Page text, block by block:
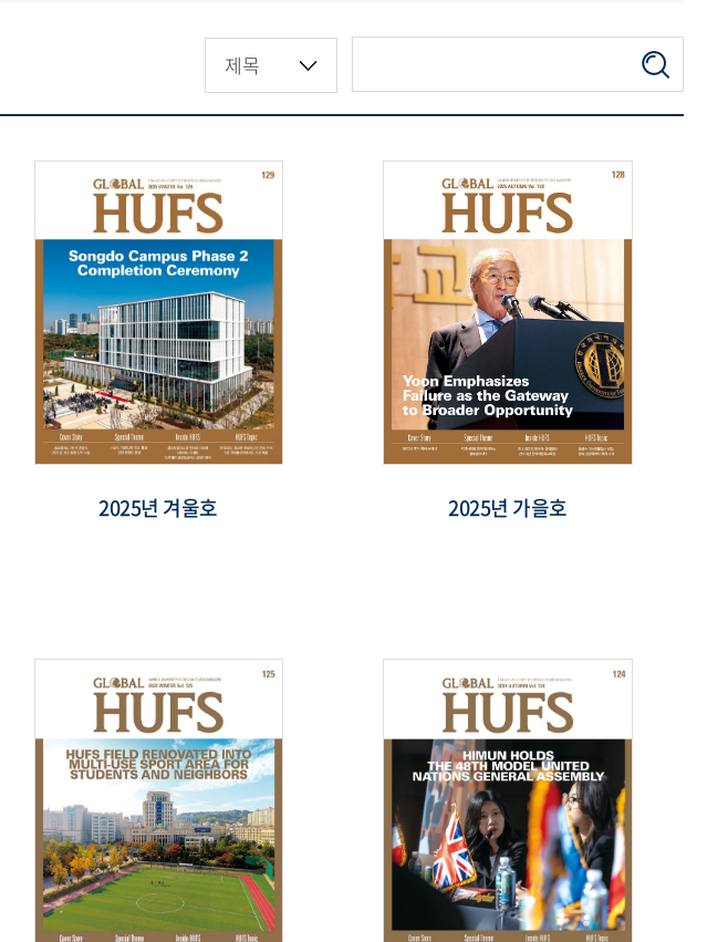
2025년 겨울호 2025년 가을호